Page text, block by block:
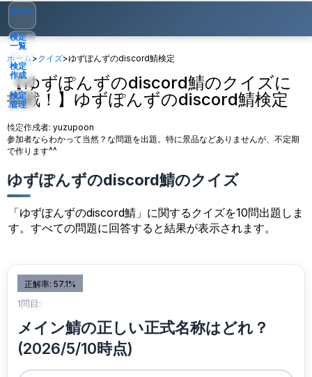
ホーム
検定
一覧
検定
作成
検定
管理
ゲスト▾
ホーム>クイズ>ゆずぽんずのdiscord鯖検定
【ゆずぽんずのdiscord鯖のクイズに
挑戦！】ゆずぽんずのdiscord鯖検定
検定作成者: yuzupoon
参加者ならわかって当然？な問題を出題。特に景品などありませんが、不定期
で作ります^^
ゆずぽんずのdiscord鯖のクイズ
「ゆずぽんずのdiscord鯖」に関するクイズを10問出題しま
す。すべての問題に回答すると結果が表示されます。
正解率: 57.1%
1問目:
メイン鯖の正しい正式名称はどれ？
(2026/5/10時点)